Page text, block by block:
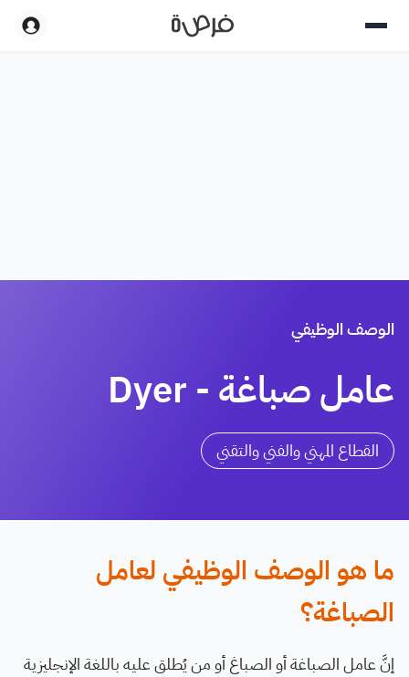
الوصف الوظيفي
عامل صباغة - Dyer
القطاع المهني والفني والتقني
ما هو الوصف الوظيفي لعامل
الصباغة؟
إنَّ عامل الصباغة أو الصباغ أو من يُطلق عليه باللغة الإنجليزية